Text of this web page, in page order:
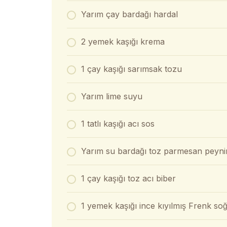
Yarım çay bardağı hardal
2 yemek kaşığı krema
1 çay kaşığı sarımsak tozu
Yarım lime suyu
1 tatlı kaşığı acı sos
Yarım su bardağı toz parmesan
1 çay kaşığı toz acı biber
1 yemek kaşığı ince kıyılmış Frenk